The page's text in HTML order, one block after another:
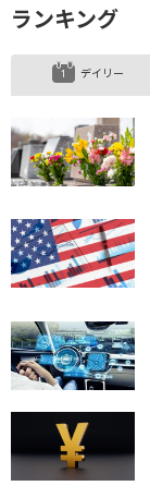
ランキング
デイリー